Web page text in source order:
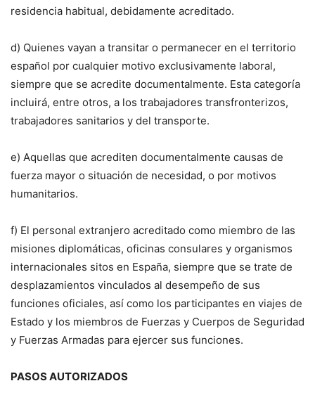
residencia habitual, debidamente acreditado.
d) Quienes vayan a transitar o permanecer en el territorio
español por cualquier motivo exclusivamente laboral,
siempre que se acredite documentalmente. Esta categoría
incluirá, entre otros, a los trabajadores transfronterizos,
trabajadores sanitarios y del transporte.
e) Aquellas que acrediten documentalmente causas de
fuerza mayor o situación de necesidad, o por motivos
humanitarios.
f) El personal extranjero acreditado como miembro de las
misiones diplomáticas, oficinas consulares y organismos
internacionales sitos en España, siempre que se trate de
desplazamientos vinculados al desempeño de sus
funciones oficiales, así como los participantes en viajes de
Estado y los miembros de Fuerzas y Cuerpos de Seguridad
y Fuerzas Armadas para ejercer sus funciones.
PASOS AUTORIZADOS